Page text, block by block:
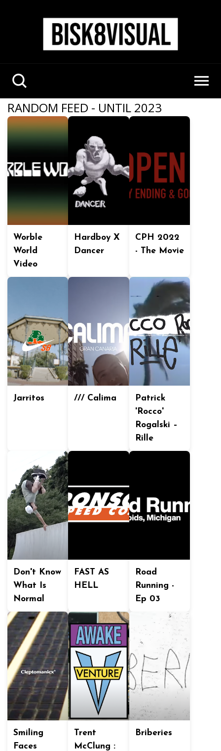
RANDOM FEED - UNTIL 2023
Worble
World
Video
Hardboy X
Dancer
CPH 2022
- The Movie
Jarritos /// Calima
Patrick
'Rocco'
Rogalski –
Rille
Don't Know
What Is
Normal
FAST AS
HELL
Road
Running -
Ep 03
Smiling
Faces
Trent
McClung :
Briberies